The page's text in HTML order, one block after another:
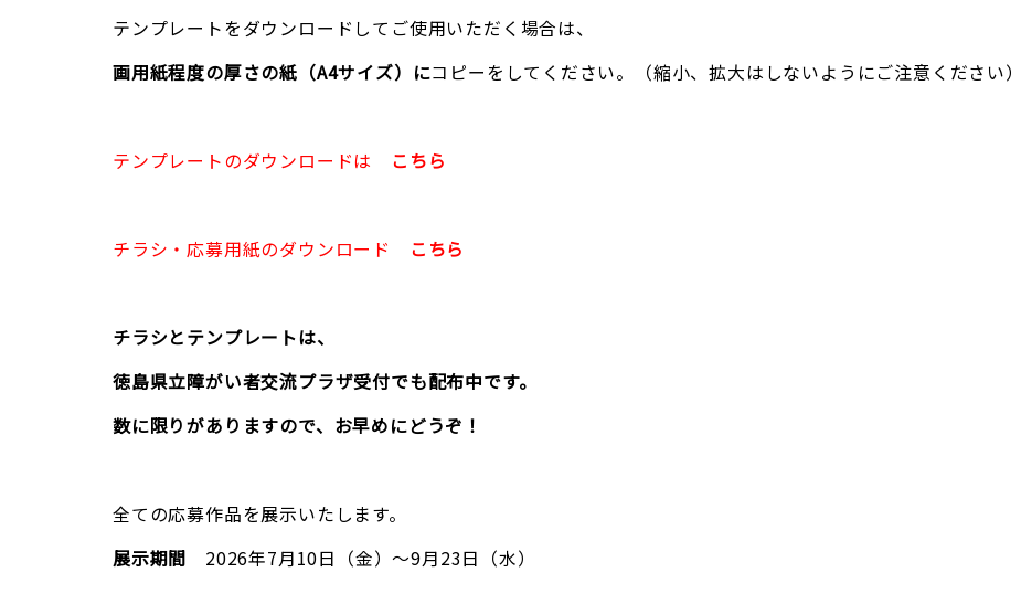
テンプレートをダウンロードしてご使用いただく場合は、
画用紙程度の厚さの紙（A4サイズ）にコピーをしてください。（縮小、拡大はしないようにご注意ください）
テンプレートのダウンロードは こちら
チラシ・応募用紙のダウンロード こちら
チラシとテンプレートは、
徳島県立障がい者交流プラザ受付でも配布中です。
数に限りがありますので、お早めにどうぞ！
全ての応募作品を展示いたします。
展示期間 2026年7月10日（金）～9月23日（水）